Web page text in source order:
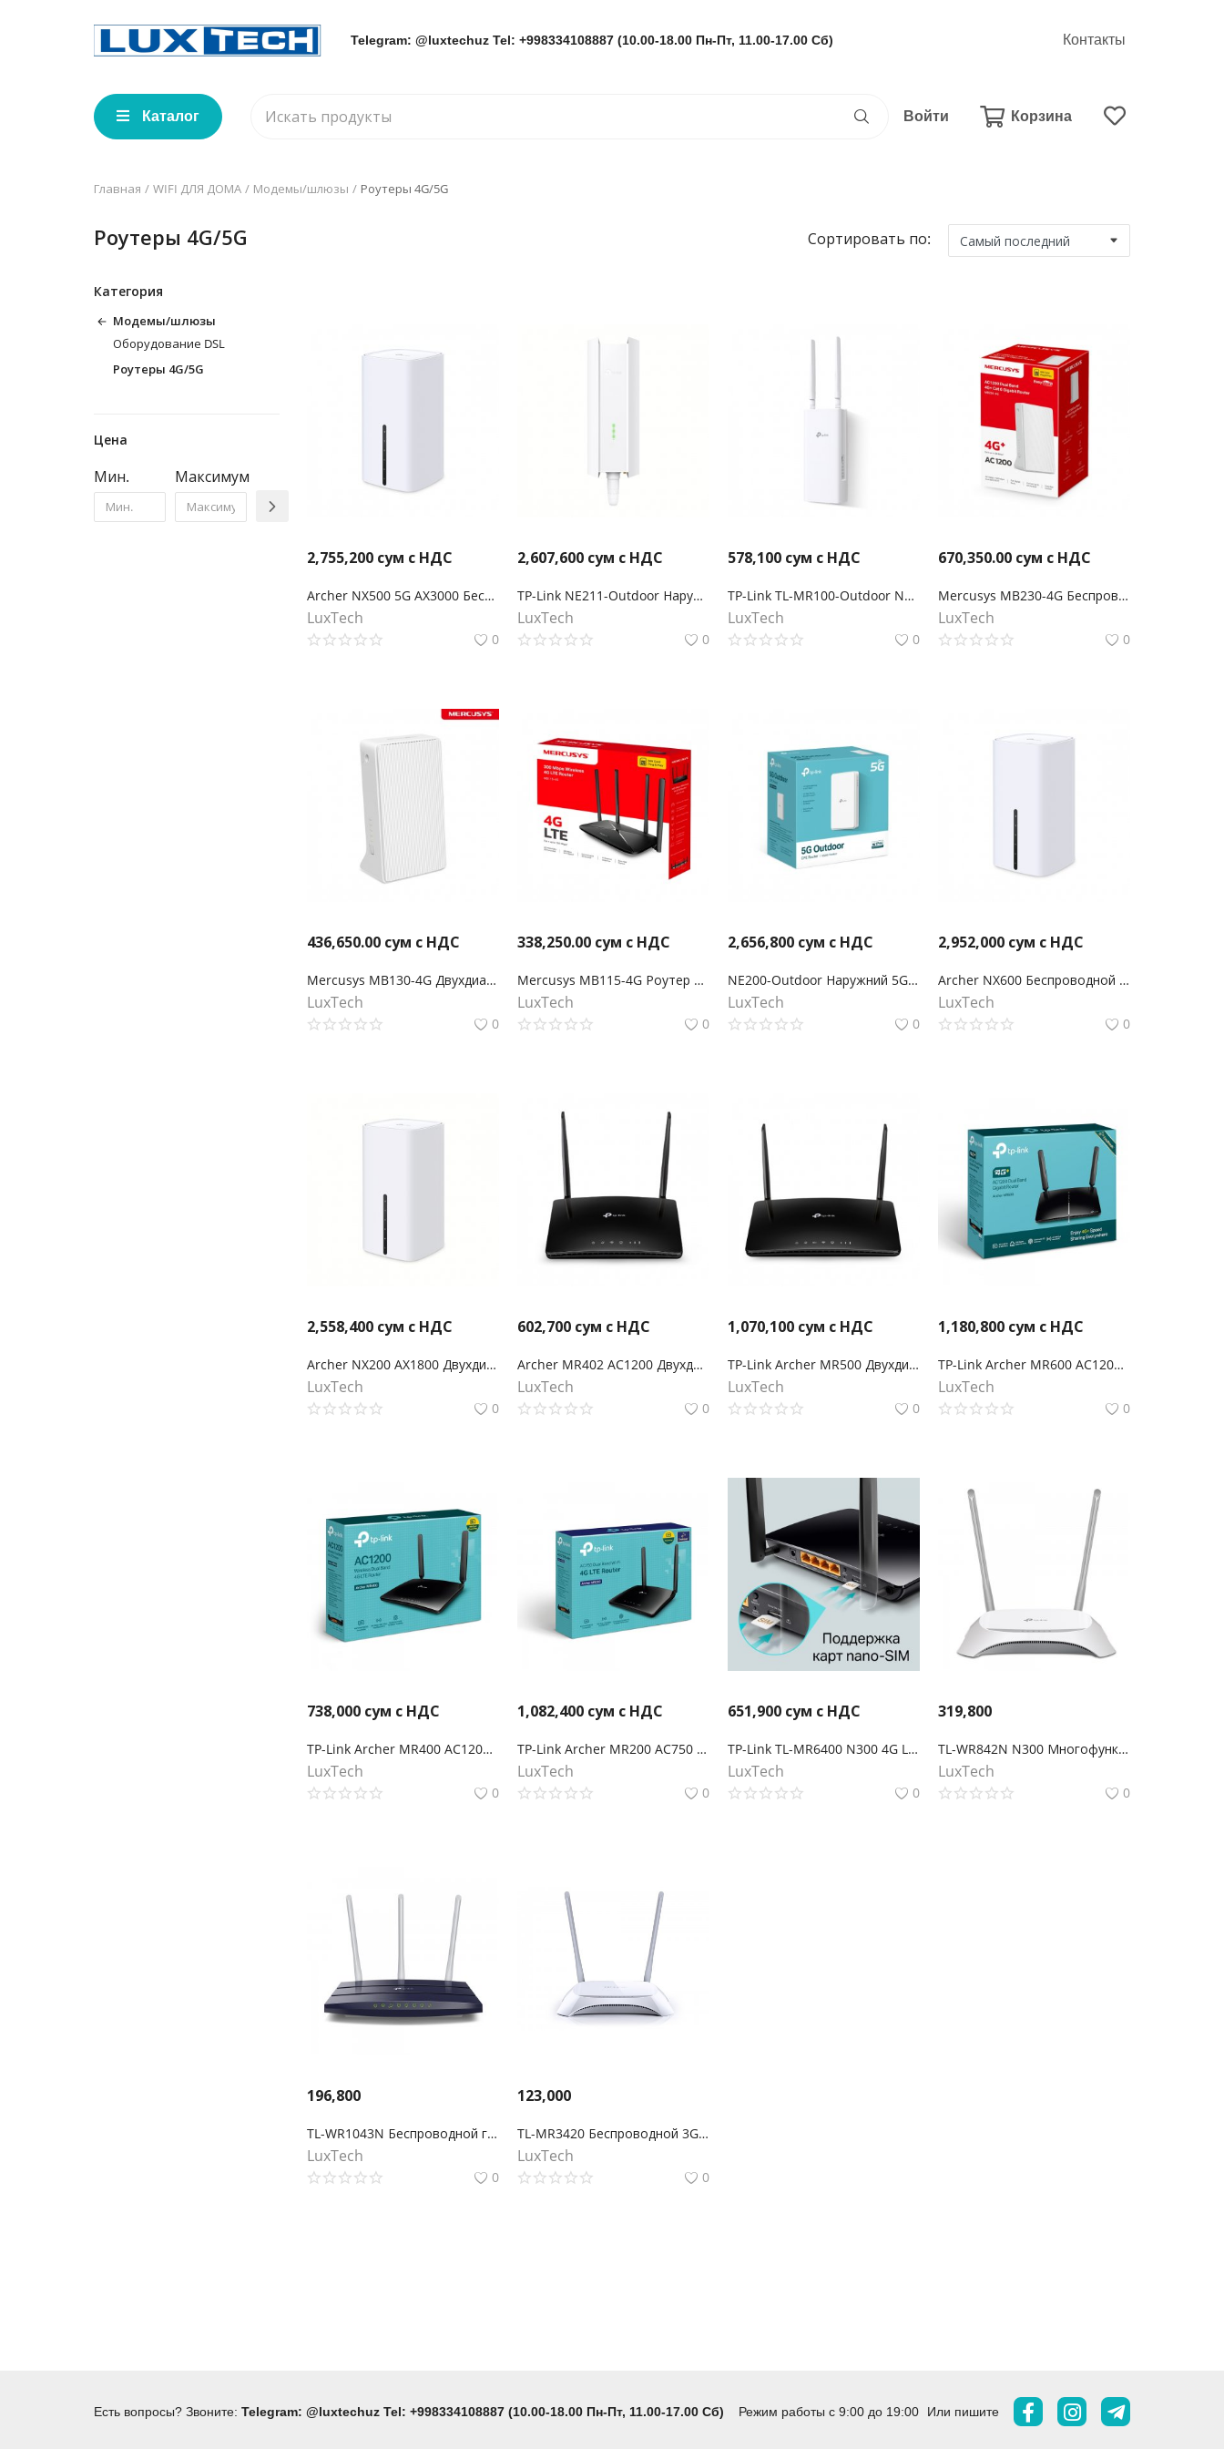
Telegram: @luxtechuz Tel: +998334108887 (10.00-18.00 Пн-Пт, 11.00-17.00 Сб) Контакты
Каталог Войти Корзина
Главная WIFI ДЛЯ ДОМА Модемы/шлюзы Роутеры 4G/5G
Роутеры 4G/5G Сортировать по:
Категория
Модемы/шлюзы
Оборудование DSL
Роутеры 4G/5G
Цена
Мин. Максимум
2,755,200 сум с НДС
Archer NX500 5G AX3000 Беспроводной двухдиапазонный гигабитный маршрутизатор
LuxTech
0
2,607,600 сум с НДС
TP-Link NE211-Outdoor Наружный шлюз 5G
LuxTech
0
578,100 сум с НДС
TP-Link TL-MR100-Outdoor N300 Наружный беспроводной 4G LTE маршрутизатор
LuxTech
0
670,350.00 сум с НДС
Mercusys MB230-4G Беспроводной двухдиапазонный гигабитный маршрутизатор 4G+ Cat6 AC1200
LuxTech
0
436,650.00 сум с НДС
Mercusys MB130-4G Двухдиапазонный роутер Wi‑Fi AC1200 с поддержкой 4G LTE
LuxTech
0
338,250.00 сум с НДС
Mercusys MB115-4G Роутер Wi-Fi N300 с поддержкой 4G LTE
LuxTech
0
2,656,800 сум с НДС
NE200-Outdoor Наружний 5G маршрутизатор
LuxTech
0
2,952,000 сум с НДС
Archer NX600 Беспроводной двухдиапазонный 5G маршрутизатор AX3600 2,5 Гбит/с
LuxTech
0
2,558,400 сум с НДС
Archer NX200 AX1800 Двухдиапазонный беспроводной гигабитный 5G-маршрутизатор
LuxTech
0
602,700 сум с НДС
Archer MR402 AC1200 Двухдиапазонный беспроводной 4G LTE маршрутизатор
LuxTech
0
1,070,100 сум с НДС
TP-Link Archer MR500 Двухдиапазонный гигабитный Wi‑Fi роутер AC1200 с поддержкой 4G+ категории 6
LuxTech
0
1,180,800 сум с НДС
TP-Link Archer MR600 AC1200 Двухдиапазонный беспроводной гигабитный 4G+ Cat.6 LTE маршрутизатор co слотом для SIM-карты
LuxTech
0
738,000 сум с НДС
TP-Link Archer MR400 AC1200 Двухдиапазонный беспроводной 4G LTE маршрутизатор co слотом для SIM-карты
LuxTech
0
1,082,400 сум с НДС
TP-Link Archer MR200 AC750 Двухдиапазонный беспроводной 4G LTE маршрутизатор co слотом для SIM-карты
LuxTech
0
651,900 сум с НДС
TP-Link TL-MR6400 N300 4G LTE Wi-Fi роутер
LuxTech
0
319,800
TL-WR842N N300 Многофункциональный Wi-Fi роутер с поддержкой 3G/4G
LuxTech
0
196,800
TL-WR1043N Беспроводной гигабитный маршрутизатор серии N, скорость до 450Мбит/с
LuxTech
0
123,000
TL-MR3420 Беспроводной 3G/4G-маршрутизатор серии N, скорость до 300 Мбит/с
LuxTech
0
Есть вопросы? Звоните: Telegram: @luxtechuz Tel: +998334108887 (10.00-18.00 Пн-Пт, 11.00-17.00 Сб) Режим работы с 9:00 до 19:00 Или пишите